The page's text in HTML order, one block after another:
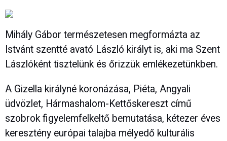
Mihály Gábor természetesen megformázta az
Istvánt szentté avató László királyt is, aki ma Szent
Lászlóként tisztelünk és őrizzük emlékezetünkben.
A Gizella királyné koronázása, Piéta, Angyali
üdvözlet, Hármashalom-Kettőskereszt című
szobrok figyelemfelkeltő bemutatása, kétezer éves
keresztény európai talajba mélyedő kulturális